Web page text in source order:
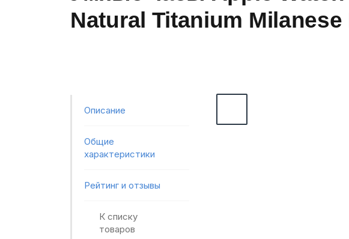
Natural Titanium
Описание
Общие
характеристики
Рейтинг и отзывы
К списку
товаров